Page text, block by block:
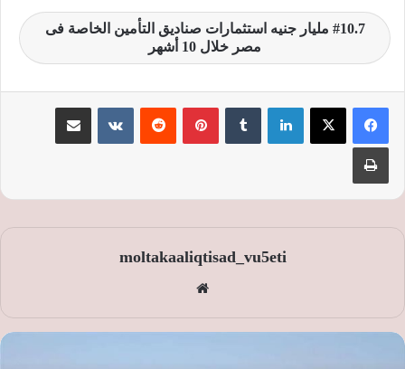
10.7 مليار جنيه استثمارات صناديق التأمين الخاصة فى
مصر خلال 10 أشهر
لينكدإن بينتيريست
moltakaaliqtisad_vu5eti
الوي